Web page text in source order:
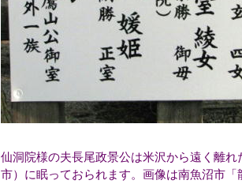
仙洞院様の夫長尾政景公は米沢から遠く離
市）に眠っておられます。画像は南魚沼市